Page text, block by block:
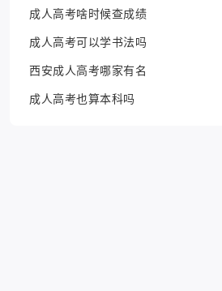
成人高考啥时候查成绩
成人高考可以学书法吗
西安成人高考哪家有名
成人高考也算本科吗